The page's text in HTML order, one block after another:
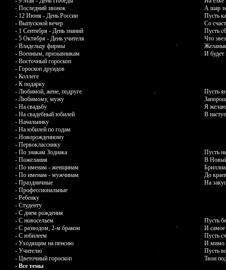
- Последний звонок
- 12 Июня - День России
- Выпускной вечер
- 1 Сентября - День знаний
- 5 Октября - День учителя
- Владельцу фирмы
- Военным, призывникам
- Восточный гороскоп
- Гороскоп друидов
- Коллеге
- К подарку
- Любимой, жене, подруге
- Любимому, мужу
- На свадьбу
- На свадебный юбилей
- Начальнику
- На юбилей по годам
- Новорожденному
- Первокласснику
- По знакам Зодиака
- Пожелания
- По именам - женщинам
- По именам - мужчинам
- Праздничные
- Профессиональные
- Ребенку
- Студенту
- С днем рождения
- С новосельем
- С разводом, 2-м браком
- С юбилеем
- Уходящим на пенсию
- Учителю
- Цветочный гороскоп
- Все темы
А шар
Пусть
Со
Пусть
Что
И будет
Пусть
Я
В
Пусть
В
До
На
Пусть
И самое
Пусть
И мимо
Пусть
Твои